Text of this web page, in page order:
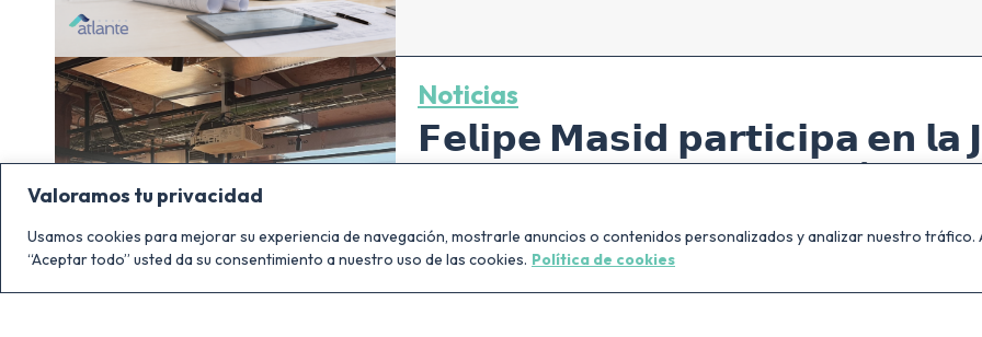
Valoramos tu privacidad
Usamos cookies para mejorar su experiencia de navegación, mostrarle anuncios o contenidos personalizados y analizar nuestro tráfico.
“Aceptar todo” usted da su consentimiento a nuestro uso de las cookies. Política de cookies
Noticias
𝗙𝗲𝗹𝗶𝗽𝗲 𝗠𝗮𝘀𝗶𝗱 𝗽𝗮𝗿𝘁𝗶𝗰𝗶𝗽𝗮 𝗲𝗻
𝗠𝗮𝗱𝗿𝗶𝗱: 𝗔𝘂𝘁𝗼𝗺𝗮𝘁𝗶𝘇𝗮𝗰𝗶𝗼́𝗻, 𝗜𝗔 𝘆
𝗮𝗽𝗹𝗶𝗰𝗮𝗱𝗮 𝗮𝗹 𝘀𝗲𝗰𝘁𝗼𝗿 𝗔𝗘𝗖,
𝗚𝗥𝗔𝗜𝗧𝗘𝗖 𝗦𝗽𝗮𝗶𝗻.